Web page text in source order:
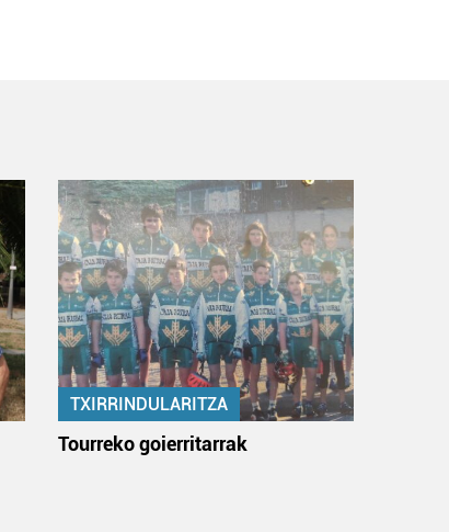
TXIRRINDULARITZA
Tourreko goierritarrak